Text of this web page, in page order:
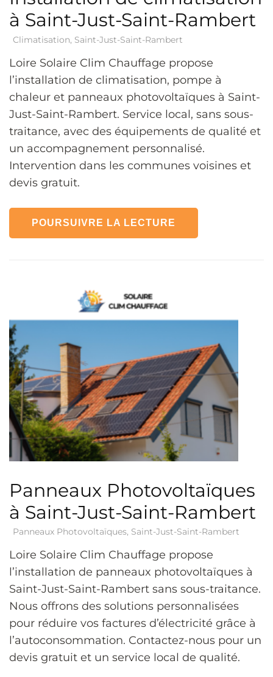
à Saint-Just-Saint-Rambert
Climatisation, Saint-Just-Saint-Rambert
Loire Solaire Clim Chauffage propose
l’installation de climatisation, pompe à
chaleur et panneaux photovoltaïques à Saint-
Just-Saint-Rambert. Service local, sans sous-
traitance, avec des équipements de qualité et
un accompagnement personnalisé.
Intervention dans les communes voisines et
devis gratuit.
POURSUIVRE LA LECTURE
Panneaux Photovoltaïques
à Saint-Just-Saint-Rambert
Panneaux Photovoltaïques, Saint-Just-Saint-Rambert
Loire Solaire Clim Chauffage propose
l’installation de panneaux photovoltaïques à
Saint-Just-Saint-Rambert sans sous-traitance.
Nous offrons des solutions personnalisées
pour réduire vos factures d’électricité grâce à
l’autoconsommation. Contactez-nous pour un
devis gratuit et un service local de qualité.